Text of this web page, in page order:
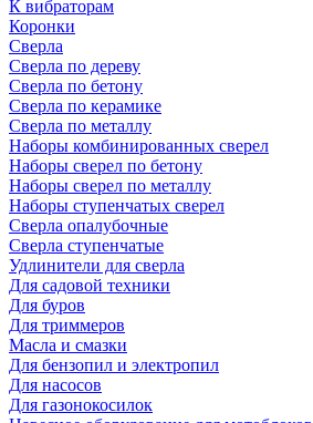
К вибраторам
Коронки
Сверла
Сверла по дереву
Сверла по бетону
Сверла по керамике
Сверла по металлу
Наборы комбинированных сверел
Наборы сверел по бетону
Наборы сверел по металлу
Наборы ступенчатых сверел
Сверла опалубочные
Сверла ступенчатые
Удлинители для сверла
Для садовой техники
Для буров
Для триммеров
Масла и смазки
Для бензопил и электропил
Для насосов
Для газонокосилок